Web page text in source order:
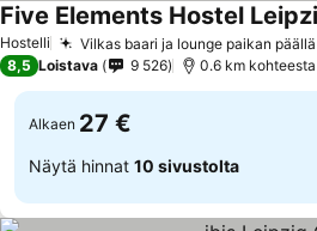
Hostelli Vilkas baari ja lounge paikan päällä
Five Elements Hostel
8,5 Loistava 9 526 0.6 km
Alkaen 27 €
Näytä hinnat 10 sivustolta